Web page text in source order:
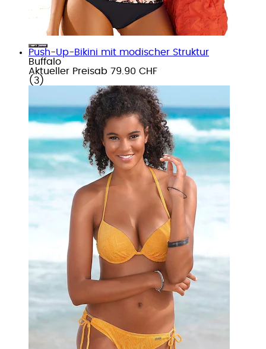
Push-Up-Bikini mit modischer Struktur
Buffalo
Aktueller Preisab 79.90 CHF
( 3 )